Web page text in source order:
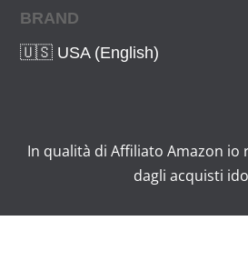
BRAND
🇺🇸 USA (English)
In qualità di Affiliato Amazon io
dagli acquisti